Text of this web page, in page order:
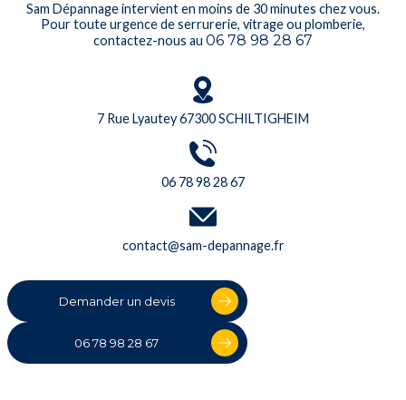
Sam Dépannage intervient en moins de 30 minutes chez vous.
Pour toute urgence de serrurerie, vitrage ou plomberie,
contactez-nous au 06 78 98 28 67
7 Rue Lyautey 67300 SCHILTIGHEIM
06 78 98 28 67
contact@sam-depannage.fr
Demander un devis
06 78 98 28 67